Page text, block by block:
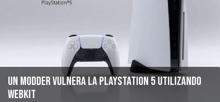
Un modder vulnera la PlayStation 5 utilizando
WebKit